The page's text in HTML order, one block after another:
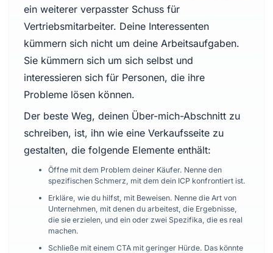
ein weiterer verpasster Schuss für
Vertriebsmitarbeiter. Deine Interessenten
kümmern sich nicht um deine Arbeitsaufgaben.
Sie kümmern sich um sich selbst und
interessieren sich für Personen, die ihre
Probleme lösen können.
Der beste Weg, deinen Über-mich-Abschnitt zu
schreiben, ist, ihn wie eine Verkaufsseite zu
gestalten, die folgende Elemente enthält:
Öffne mit dem Problem deiner Käufer. Nenne den
spezifischen Schmerz, mit dem dein ICP konfrontiert ist.
Erkläre, wie du hilfst, mit Beweisen. Nenne die Art von
Unternehmen, mit denen du arbeitest, die Ergebnisse,
die sie erzielen, und ein oder zwei Spezifika, die es real
machen.
Schließe mit einem CTA mit geringer Hürde. Das könnte